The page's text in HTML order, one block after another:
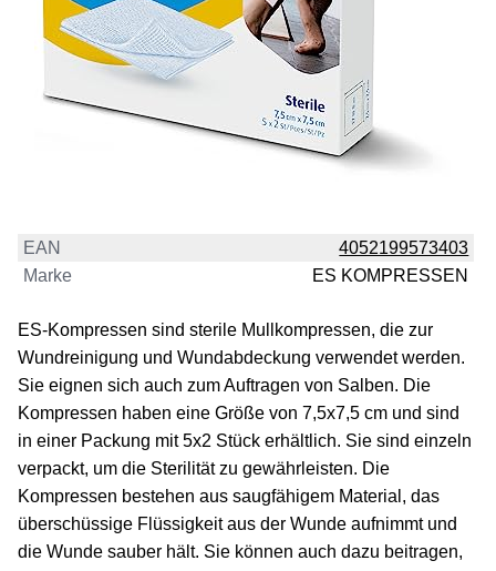
EAN
4052199573403
Marke
ES KOMPRESSEN
ES-Kompressen sind sterile Mullkompressen, die zur
Wundreinigung und Wundabdeckung verwendet werden.
Sie eignen sich auch zum Auftragen von Salben. Die
Kompressen haben eine Größe von 7,5x7,5 cm und sind
in einer Packung mit 5x2 Stück erhältlich. Sie sind einzeln
verpackt, um die Sterilität zu gewährleisten. Die
Kompressen bestehen aus saugfähigem Material, das
überschüssige Flüssigkeit aus der Wunde aufnimmt und
die Wunde sauber hält. Sie können auch dazu beitragen,